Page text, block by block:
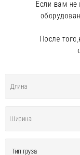
Если вам не
После